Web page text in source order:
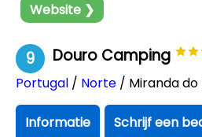
Website ❯
9 Douro Camping
Portugal / Norte / Miranda do
Informatie Schrijf een